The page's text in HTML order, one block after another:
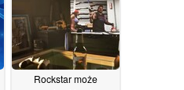
Rockstar może